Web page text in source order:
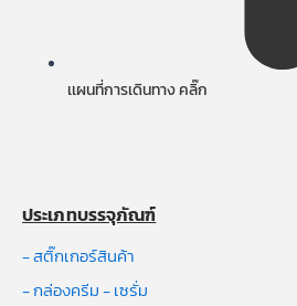
เเผนที่การเดินทาง คลิ๊ก
ประเภทบรรจุภัณฑ์
- สติ๊กเกอร์สินค้า
- กล่องครีม - เซรั่ม